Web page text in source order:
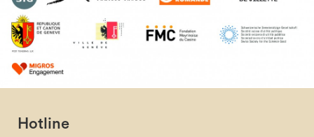
Hotline